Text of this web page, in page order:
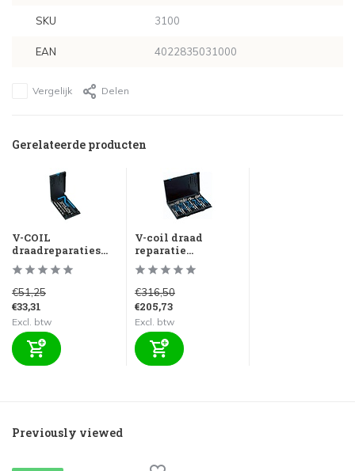
SKU 3100
EAN 4022835031000
Vergelijk Delen
Gerelateerde producten
V-COIL
draadreparaties...
€51,25
€33,31
Excl. btw
V-coil draad
reparatie...
€316,50
€205,73
Excl. btw
Previously viewed